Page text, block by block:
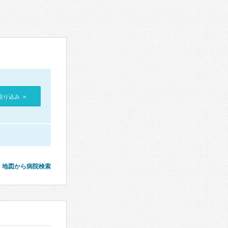
り込み »
地図から病院検索